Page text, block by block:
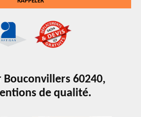
Bouconvillers 60240,
de qualité.